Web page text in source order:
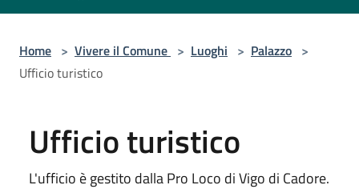
Home > Vivere il Comune > Luoghi > Palazzo >
Ufficio turistico
Ufficio turistico
L'ufficio è gestito dalla Pro Loco di Vigo di Cadore.